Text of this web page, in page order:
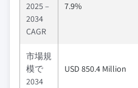
2025 –
2034
CAGR
7.9%
市場規
模で
2034
USD 850.4 Million